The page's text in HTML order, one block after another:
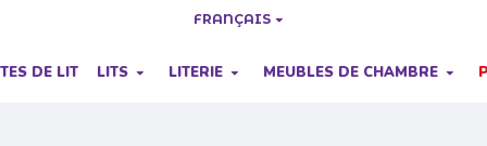
FRANÇAIS
DE LIT LITS LITERIE MEUBLES DE CHAMBRE